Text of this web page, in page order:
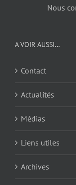
Nous
A VOIR AUSSI…
Contact
Actualités
Médias
Liens utiles
Archives